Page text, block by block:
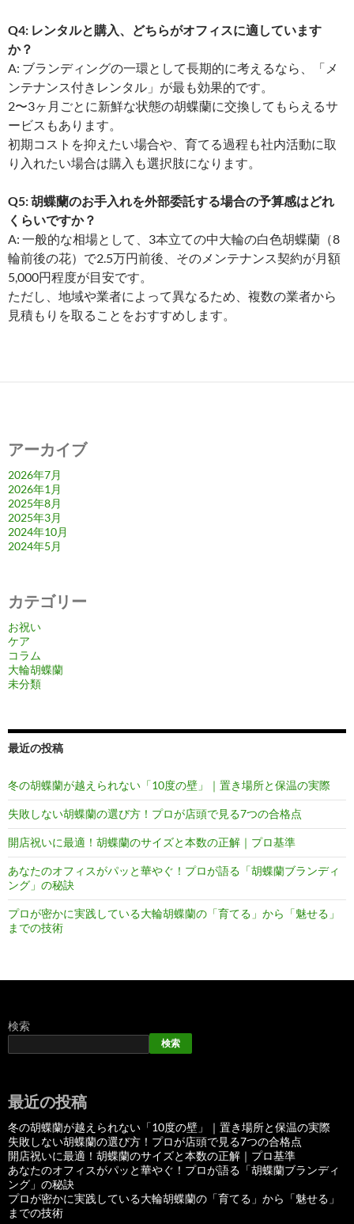
Q4: レンタルと購入、どちらがオフィスに適しています
か？
A: ブランディングの一環として長期的に考えるなら、「メ
ンテナンス付きレンタル」が最も効果的です。
2〜3ヶ月ごとに新鮮な状態の胡蝶蘭に交換してもらえるサ
ービスもあります。
初期コストを抑えたい場合や、育てる過程も社内活動に取
り入れたい場合は購入も選択肢になります。
Q5: 胡蝶蘭のお手入れを外部委託する場合の予算感はどれ
くらいですか？
A: 一般的な相場として、3本立ての中大輪の白色胡蝶蘭（8
輪前後の花）で2.5万円前後、そのメンテナンス契約が月額
5,000円程度が目安です。
ただし、地域や業者によって異なるため、複数の業者から
見積もりを取ることをおすすめします。
アーカイブ
2026年7月
2026年1月
2025年8月
2025年3月
2024年10月
2024年5月
カテゴリー
お祝い
ケア
コラム
大輪胡蝶蘭
未分類
最近の投稿
冬の胡蝶蘭が越えられない「10度の壁」｜置き場所と保温の実際
失敗しない胡蝶蘭の選び方！プロが店頭で見る7つの合格点
開店祝いに最適！胡蝶蘭のサイズと本数の正解｜プロ基準
あなたのオフィスがパッと華やぐ！プロが語る「胡蝶蘭ブランディ
ング」の秘訣
プロが密かに実践している大輪胡蝶蘭の「育てる」から「魅せる」
までの技術
検索
検索
最近の投稿
冬の胡蝶蘭が越えられない「10度の壁」｜置き場所と保温の実際
失敗しない胡蝶蘭の選び方！プロが店頭で見る7つの合格点
開店祝いに最適！胡蝶蘭のサイズと本数の正解｜プロ基準
あなたのオフィスがパッと華やぐ！プロが語る「胡蝶蘭ブランディ
ング」の秘訣
プロが密かに実践している大輪胡蝶蘭の「育てる」から「魅せる」
までの技術